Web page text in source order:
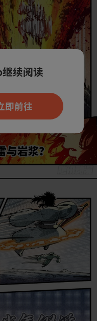
续阅读
即前往